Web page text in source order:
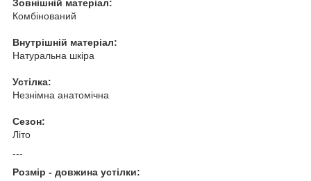
Зовнішній матеріал:
Комбінований
Внутрішній матеріал:
Натуральна шкіра
Устілка:
Незнімна анатомічна
Сезон:
Літо
---
Розмір - довжина устілки: